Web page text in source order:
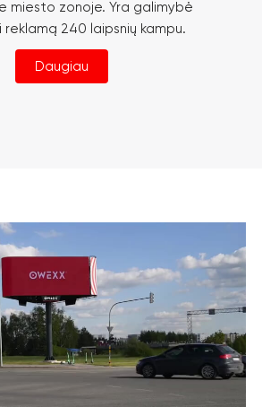
miesto zonoje. Yra galimybė
reklamą 240 laipsnių kampu.
Daugiau